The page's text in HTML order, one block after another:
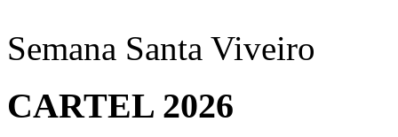
Semana Santa Viveiro
CARTEL 2026